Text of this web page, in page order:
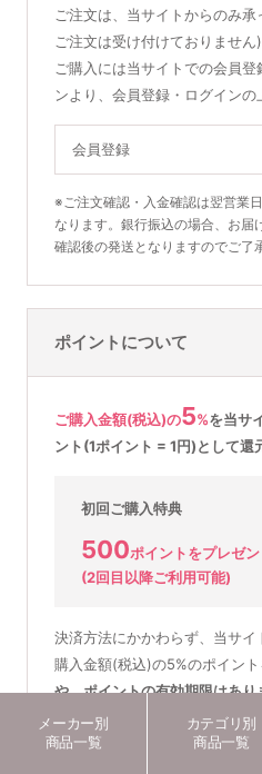
メーカー別
商品一覧
カテゴリ別
商品一覧
ご注文は、当サイトからのみ
ご注文は受け付けておりません)
ご購入には当サイトでの会員
ンより、会員登録・ログインの
会員登録
※ご注文確認・入金確認は翌営業
なります。銀行振込の場合、お届
確認後の発送となりますのでご了
ポイントについて
ご購入金額(税込)の5%を当サ
ント(1ポイント = 1円)として還
初回ご購入特典
500ポイントをプレゼン
(2回目以降ご利用可能)
決済方法にかかわらず、当サイ
購入金額(税込)の5%のポイント
や、ポイントの有効期限はあり
※ポイントを利用してのご購入時
額の5％をポイント還元致します。